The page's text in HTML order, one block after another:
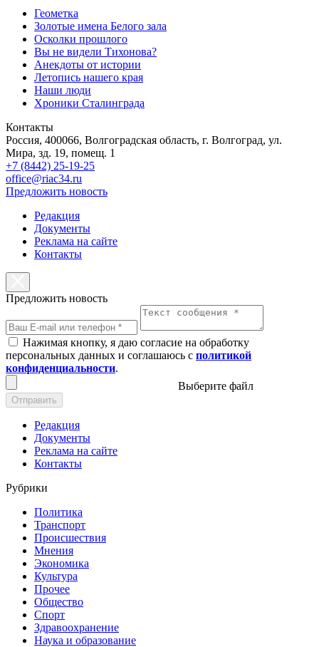
Геометка
Золотые имена Белого зала
Осколки прошлого
Вы не видели Тихонова?
Анекдоты от истории
Летопись нашего края
Наши люди
Хроники Сталинграда
Контакты
Россия, 400066, Волгоградская область, г. Волгоград, ул.
Мира, зд. 19, помещ. 1
+7 (8442) 25-19-25
office@riac34.ru
Предложить новость
Редакция
Документы
Реклама на сайте
Контакты
Предложить новость
Нажимая кнопку, я даю согласие на обработку
персональных данных и соглашаюсь с политикой
конфиденциальности.
Выберите файл
Отправить
Редакция
Документы
Реклама на сайте
Контакты
Рубрики
Политика
Транспорт
Происшествия
Мнения
Экономика
Культура
Прочее
Общество
Спорт
Здравоохранение
Наука и образование